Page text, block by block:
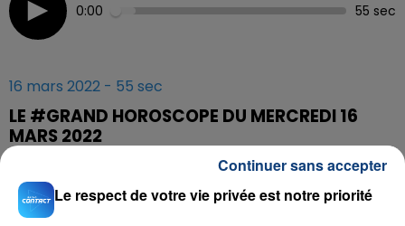
0:00 55 sec
16 mars 2022 - 55 sec
LE #GRAND HOROSCOPE DU MERCREDI 16
MARS 2022
Tous les jours à 5h40, 6h40, 7h40 et 8h40, retrouvez le
#Grand Horoscope sur Contact FM
Le respect de votre vie privée est notre priorité
Continuer sans accepter